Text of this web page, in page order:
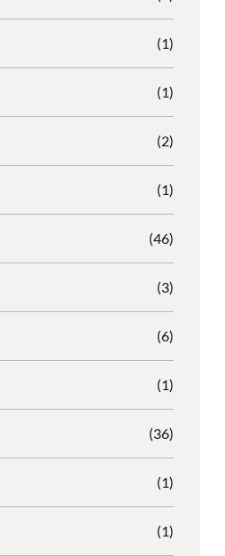
(1)
(1)
(2)
(1)
(46)
(3)
(6)
(1)
(36)
(1)
(1)